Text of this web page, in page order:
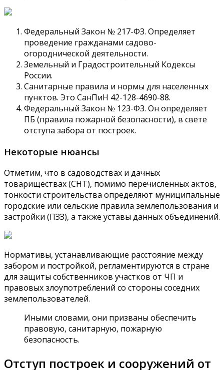
Федеральный Закон № 217-ФЗ. Определяет
проведение гражданами садово-
огороднической деятельности.
Земельный и Градостроительный Кодексы
России.
Санитарные правила и нормы для населенных
пунктов. Это СанПиН 42-128-4690-88.
Федеральный Закон № 123-ФЗ. Он определяет
ПБ (правила пожарной безопасности), в свете
отступа забора от построек.
Некоторые нюансы
Отметим, что в садоводствах и дачных
товариществах (СНТ), помимо перечисленных актов,
тонкости строительства определяют муниципальные
городские или сельские правила землепользования и
застройки (ПЗЗ), а также уставы данных объединений.
Нормативы, устанавливающие расстояние между
забором и постройкой, регламентируются в стране
для защиты собственников участков от ЧП и
правовых злоупотреблений со стороны соседних
землепользователей.
Иными словами, они призваны обеспечить
правовую, санитарную, пожарную
безопасность.
Отступ построек и сооружений от